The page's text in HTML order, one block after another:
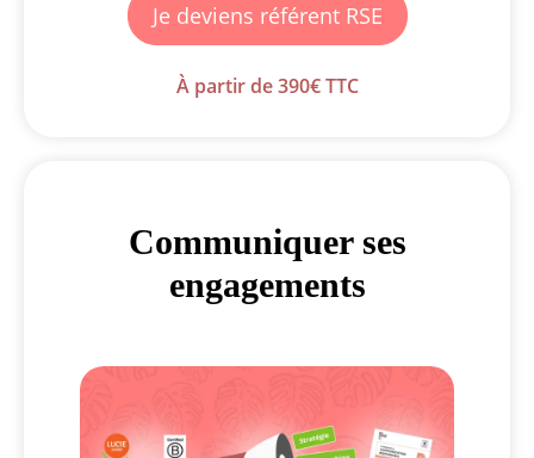
Je deviens référent RSE
À partir de 390€ TTC
Communiquer ses
engagements